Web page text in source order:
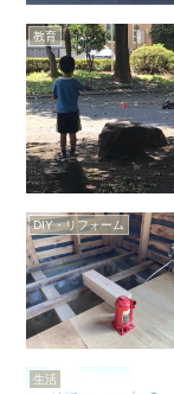
教育
DIY・リフォーム
生活